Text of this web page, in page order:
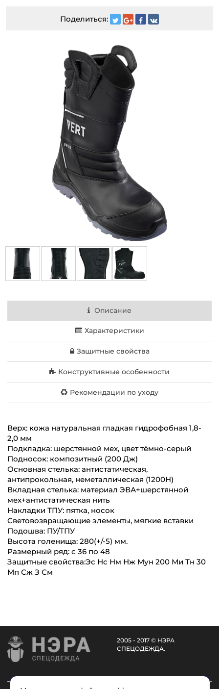
Поделиться:
Описание
Характеристики
Защитные свойства
Конструктивные особенности
Рекомендации по уходу
Верх: кожа натуральная гладкая гидрофобная 1,8-
2,0 мм
Подкладка: шерстянной мех, цвет тёмно-серый
Подносок: композитный (200 Дж)
Основная стелька: антистатическая,
антипрокольная, неметаллическая (1200H)
Вкладная стелька: материал ЭВА+шерстянной
мех+антистатическая нить
Накладки ТПУ: пятка, носок
Cветовозвращающие элементы, мягкие вставки
Подошва: ПУ/ТПУ
Высота голенища: 280(+/-5) мм.
Размерный ряд: с 36 по 48
Защитные свойства:Эс Нс Нм Нж Мун 200 Ми Тн 30
Мп Сж З См
2005 - 2017 © НЭРА
СПЕЦОДЕЖДА.